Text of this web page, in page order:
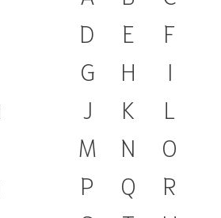
D
E
F
G
H
I
J
K
L
M
N
O
P
Q
R